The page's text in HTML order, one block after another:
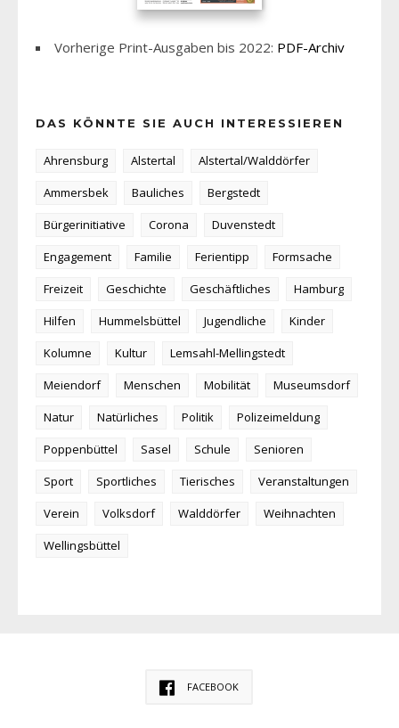
Vorherige Print-Ausgaben bis 2022: PDF-Archiv
DAS KÖNNTE SIE AUCH INTERESSIEREN
Ahrensburg Alstertal
Alstertal/Walddörfer
Ammersbek
Bauliches
Bergstedt
Bürgerinitiative
Corona
Duvenstedt
Engagement
Familie Ferientipp
Formsache
Freizeit
Geschichte Geschäftliches
Hamburg
Hilfen
Hummelsbüttel Jugendliche
Kinder
Kolumne
Kultur
Lemsahl-Mellingstedt
Meiendorf
Menschen Mobilität
Museumsdorf
Natur
Natürliches Politik
Polizeimeldung
Poppenbüttel
Sasel Schule
Senioren
Sport
Sportliches Tierisches
Veranstaltungen
Verein
Volksdorf Walddörfer
Weihnachten
Wellingsbüttel
FACEBOOK